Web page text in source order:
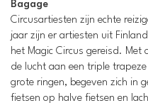
Bagage
Circusartiesten zijn echte
jaar zijn er artiesten uit
het Magic Circus gereisd.
de lucht aan een triple
grote ringen, begeven zich in
fietsen op halve fietsen en